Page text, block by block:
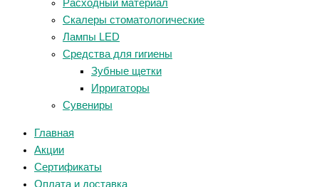
Расходный материал
Скалеры стоматологические
Лампы LED
Средства для гигиены
Зубные щетки
Ирригаторы
Сувениры
Главная
Акции
Сертификаты
Оплата и доставка